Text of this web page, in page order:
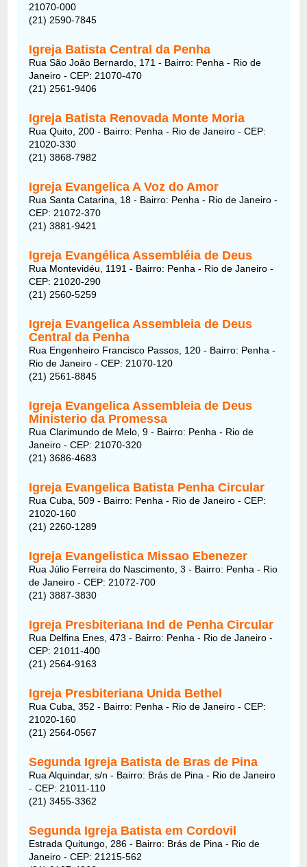
21070-000
(21) 2590-7845
Igreja Batista Central da Penha
Rua São João Bernardo, 171 - Bairro: Penha - Rio de
Janeiro - CEP: 21070-470
(21) 2561-9406
Igreja Batista Renovada Monte Moria
Rua Quito, 200 - Bairro: Penha - Rio de Janeiro - CEP:
21020-330
(21) 3868-7982
Igreja Evangelica A Voz do Amor
Rua Santa Catarina, 18 - Bairro: Penha - Rio de Janeiro -
CEP: 21072-370
(21) 3881-9421
Igreja Evangélica Assembléia de Deus
Rua Montevidéu, 1191 - Bairro: Penha - Rio de Janeiro -
CEP: 21020-290
(21) 2560-5259
Igreja Evangelica Assembleia de Deus
Central da Penha
Rua Engenheiro Francisco Passos, 120 - Bairro: Penha -
Rio de Janeiro - CEP: 21070-120
(21) 2561-8845
Igreja Evangelica Assembleia de Deus
Ministerio da Promessa
Rua Clarimundo de Melo, 9 - Bairro: Penha - Rio de
Janeiro - CEP: 21070-320
(21) 3686-4683
Igreja Evangelica Batista Penha Circular
Rua Cuba, 509 - Bairro: Penha - Rio de Janeiro - CEP:
21020-160
(21) 2260-1289
Igreja Evangelistica Missao Ebenezer
Rua Júlio Ferreira do Nascimento, 3 - Bairro: Penha - Rio
de Janeiro - CEP: 21072-700
(21) 3887-3830
Igreja Presbiteriana Ind de Penha Circular
Rua Delfina Enes, 473 - Bairro: Penha - Rio de Janeiro -
CEP: 21011-400
(21) 2564-9163
Igreja Presbiteriana Unida Bethel
Rua Cuba, 352 - Bairro: Penha - Rio de Janeiro - CEP:
21020-160
(21) 2564-0567
Segunda Igreja Batista de Bras de Pina
Rua Alquindar, s/n - Bairro: Brás de Pina - Rio de Janeiro
- CEP: 21011-110
(21) 3455-3362
Segunda Igreja Batista em Cordovil
Estrada Quitungo, 286 - Bairro: Brás de Pina - Rio de
Janeiro - CEP: 21215-562